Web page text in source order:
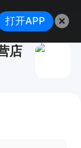
店
打开APP